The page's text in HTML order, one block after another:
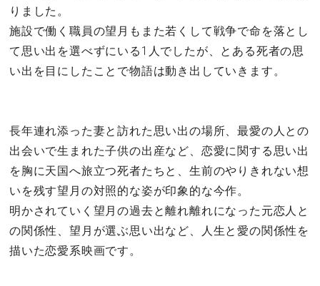
りました。
施設で働く職員の望月もまた若くして戦争で命を落とし
て思い出を選べずにいる1人でしたが、とある死者の思
い出を目にしたことで物語は動き出していきます。
長年連れ添った妻と訪れた思い出の場所、最愛の人との
出会いで生まれた子供の出産など、恋愛に関する思い出
を胸に天国へ旅立つ死者たちと、生前のやりきれない想
いを残す望月の対照的な姿が印象的な今作。
明かされていく望月の過去と離れ離れになった元恋人と
の関係性、望月が選ぶ思い出など、人生と愛の関係性を
描いた恋愛系映画です。